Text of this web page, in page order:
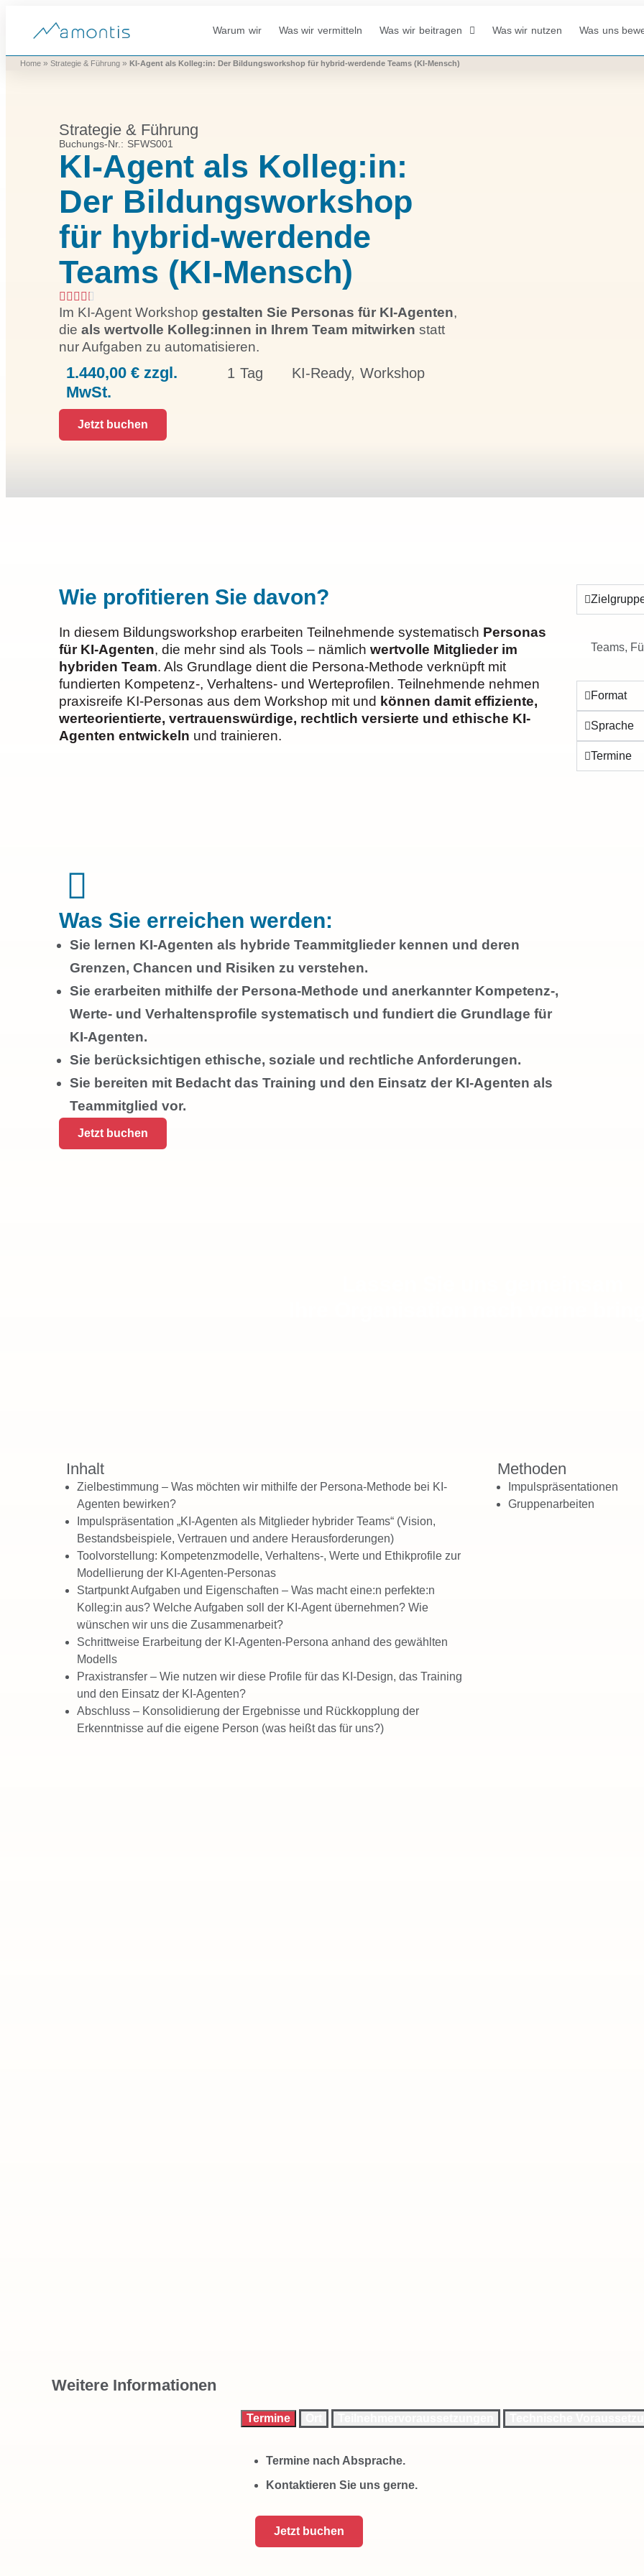
Warum wir Was wir vermitteln Was wir beitragen Was wir nutzen Was uns
Home » Strategie & Führung » KI-Agent als Kolleg:in: Der Bildungsworkshop für hybrid-werdende Teams (KI-Mensch)
Strategie & Führung
Buchungs-Nr.: SFWS001
KI-Agent als Kolleg:in:
Der Bildungsworkshop
für hybrid-werdende
Teams (KI-Mensch)
Im KI-Agent Workshop gestalten Sie Personas für KI-Agenten,
die als wertvolle Kolleg:innen in Ihrem Team mitwirken statt
nur Aufgaben zu automatisieren.
1.440,00 € zzgl.
MwSt.
1 Tag KI-Ready, Workshop
Jetzt buchen
Wie profitieren Sie davon?
In diesem Bildungsworkshop erarbeiten Teilnehmende systematisch Personas
für KI-Agenten, die mehr sind als Tools – nämlich wertvolle Mitglieder im
hybriden Team. Als Grundlage dient die Persona-Methode verknüpft mit
fundierten Kompetenz-, Verhaltens- und Werteprofilen. Teilnehmende nehmen
praxisreife KI-Personas aus dem Workshop mit und können damit effiziente,
werteorientierte, vertrauenswürdige, rechtlich versierte und ethische KI-
Agenten entwickeln und trainieren.
Teams,
Format
Sprache
Termine
Was Sie erreichen werden:
Sie lernen KI-Agenten als hybride Teammitglieder kennen und deren
Grenzen, Chancen und Risiken zu verstehen.
Sie erarbeiten mithilfe der Persona-Methode und anerkannter Kompetenz-,
Werte- und Verhaltensprofile systematisch und fundiert die Grundlage für
KI-Agenten.
Sie berücksichtigen ethische, soziale und rechtliche Anforderungen.
Sie bereiten mit Bedacht das Training und den Einsatz der KI-Agenten als
Teammitglied vor.
Jetzt buchen
Inhalt
Zielbestimmung – Was möchten wir mithilfe der Persona-Methode bei KI-
Agenten bewirken?
Impulspräsentation „KI-Agenten als Mitglieder hybrider Teams“ (Vision,
Bestandsbeispiele, Vertrauen und andere Herausforderungen)
Toolvorstellung: Kompetenzmodelle, Verhaltens-, Werte und Ethikprofile zur
Modellierung der KI-Agenten-Personas
Startpunkt Aufgaben und Eigenschaften – Was macht eine:n perfekte:n
Kolleg:in aus? Welche Aufgaben soll der KI-Agent übernehmen? Wie
wünschen wir uns die Zusammenarbeit?
Schrittweise Erarbeitung der KI-Agenten-Persona anhand des gewählten
Modells
Praxistransfer – Wie nutzen wir diese Profile für das KI-Design, das Training
und den Einsatz der KI-Agenten?
Abschluss – Konsolidierung der Ergebnisse und Rückkopplung der
Erkenntnisse auf die eigene Person (was heißt das für uns?)
Methoden
Impulspräsentationen
Gruppenarbeiten
Weitere Informationen
Termine
Termine nach Absprache.
Kontaktieren Sie uns gerne.
Jetzt buchen